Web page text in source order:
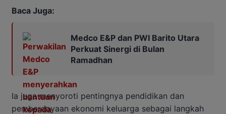
Baca Juga:
Medco E&P dan PWI Barito Utara
Perkuat Sinergi di Bulan
Ramadhan
Ia juga menyoroti pentingnya pendidikan dan
pemberdayaan ekonomi keluarga sebagai langkah